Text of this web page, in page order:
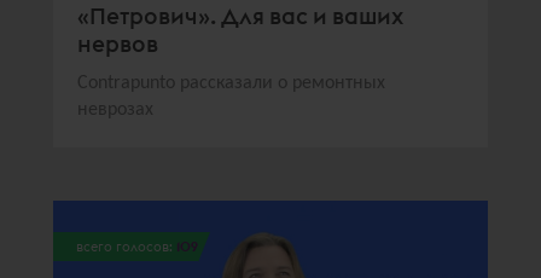
«Петрович». Для вас и ваших
нервов
Contrapunto рассказали о ремонтных
неврозах
всего голосов: 109